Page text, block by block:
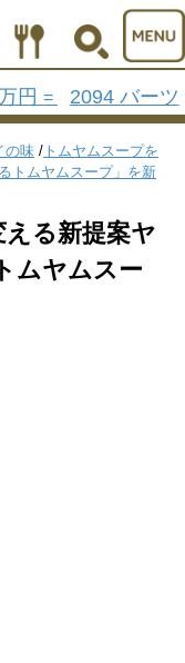
円 = 2094 バーツ
の味 / トムヤムスープを
トムヤムスープ」を新
える新提案ヤ
ムヤムスー